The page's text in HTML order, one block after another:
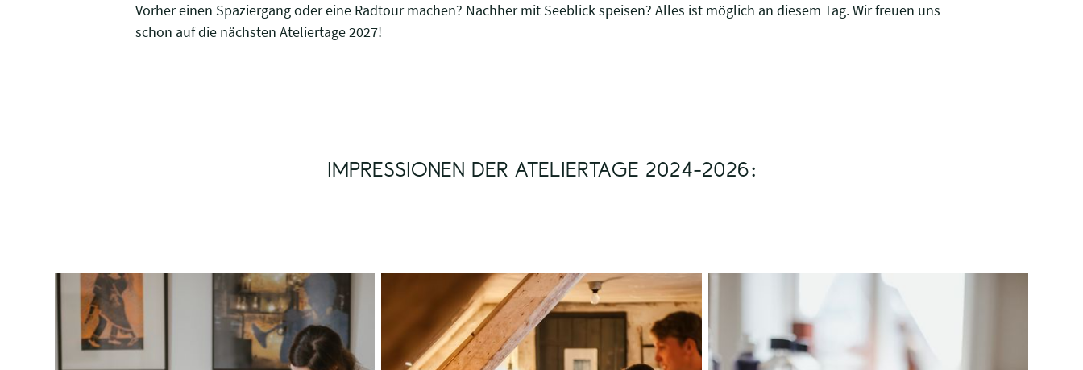
Vorher einen Spaziergang oder eine Radtour machen? Nachher mit Seeblick speisen? Alles ist möglich an diesem Tag. Wir freuen uns
schon auf die nächsten Ateliertage 2027!
IMPRESSIONEN DER ATELIERTAGE 2024-2026: